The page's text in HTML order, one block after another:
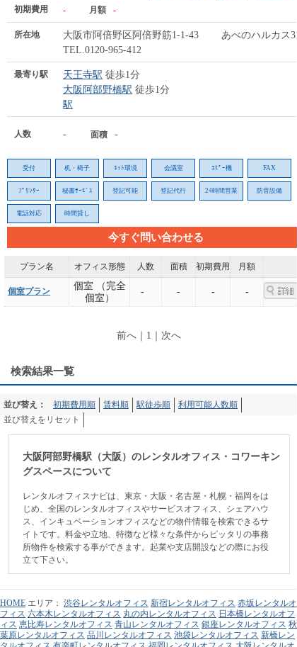
初期費用 - 月額 -
所在地
大阪市阿倍野区阿倍野筋1-1-43 あべのハルカス
TEL.0120-965-412
最寄り駅 天王寺駅 徒歩1分
大阪阿部野橋駅 徒歩1分
駅
人数 - 面積 -
受付 机・椅子 ﾈｯﾄ環境 会議室 ｺﾋﾟｰ機 FAX
ﾌﾟﾘﾝﾀｰ 秘書ｻｰﾋﾞｽ 登記可能 登記代行 24時間営業 防音設備
電話対応 時間貸し
今すぐ問い合わせる
プラン名 オフィス形態 人数 面積 初期費用 月額
個室プラン
個室 （完全
個室）
- - - -
前へ｜ 1 次へ
検索結果一覧
並び替え： 初期費用順 賃料順 駅徒歩順
利用可能人数順
並び替えをリセット
大阪阿部野橋駅（大阪）のレンタルオフィス・コワーキン
グスペースについて
レンタルオフィスナビは、東京・大阪・名古屋・札幌・福岡をは
じめ、全国のレンタルオフィスやサービスオフィス、シェアハウ
ス、インキュベーションオフィスなどの物件情報を検索できるサ
イトです。料金や立地、特徴など様々な条件からピッタリの事務
所物件を検索する事ができます。起業や支店開設などの際にお役
立て下さい。
HOME エリア： 渋谷レンタルオフィス 新宿レンタルオフィス 赤坂レンタルオ
フィス 六本木レンタルオフィス 丸の内レンタルオフィス 日本橋レンタルオフ
ィス 恵比寿レンタルオフィス 青山レンタルオフィス 銀座レンタルオフィス 秋
葉原レンタルオフィス 品川レンタルオフィス 池袋レンタルオフィス 新橋レン